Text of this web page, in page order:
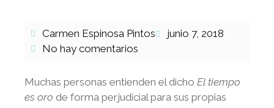
Carmen Espinosa Pintos
junio 7, 2018
No hay comentarios
Muchas personas entienden el dicho El tiempo
es oro de forma perjudicial para sus propias